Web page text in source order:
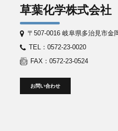
草葉化学株式会社
〒507-0016 岐阜県多治見市金
TEL：0572-23-0020
FAX：0572-23-0524
お問い合わせ